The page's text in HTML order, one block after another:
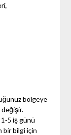
bölgeye
5 iş günü
bir bilgi için